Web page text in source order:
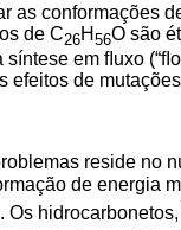
as conformações
de C26H 56O são
síntese em ﬂuxo
efeitos de
reside no
de energia
Os hidrocarbonetos,